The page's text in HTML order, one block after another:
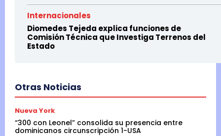
Internacionales
Diomedes Tejeda explica funciones de
Comisión Técnica que Investiga Terrenos del
Estado
Otras Noticias
Nueva York
“300 con Leonel” consolida su presencia entre
dominicanos circunscripción 1-USA